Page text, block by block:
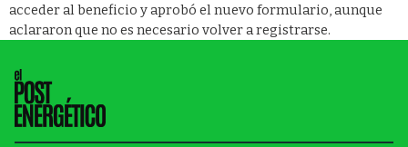
acceder al beneficio y aprobó el nuevo formulario, aunque
aclararon que no es necesario volver a registrarse.